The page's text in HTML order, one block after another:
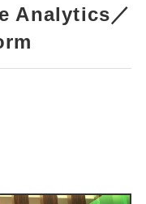
Analytics／